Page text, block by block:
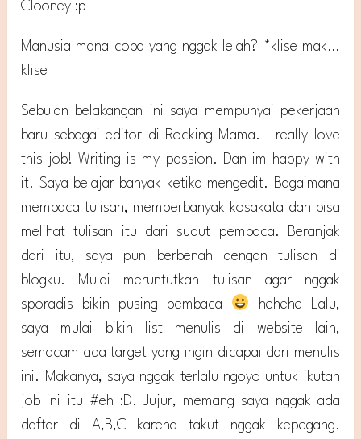
Clooney :p
Manusia mana coba yang nggak lelah? *klise mak…
klise
Sebulan belakangan ini saya mempunyai pekerjaan
baru sebagai editor di Rocking Mama. I really love
this job! Writing is my passion. Dan im happy with
it! Saya belajar banyak ketika mengedit. Bagaimana
membaca tulisan, memperbanyak kosakata dan bisa
melihat tulisan itu dari sudut pembaca. Beranjak
dari itu, saya pun berbenah dengan tulisan di
blogku. Mulai meruntutkan tulisan agar nggak
sporadis bikin pusing pembaca
hehehe Lalu,
saya mulai bikin list menulis di website lain,
semacam ada target yang ingin dicapai dari menulis
ini. Makanya, saya nggak terlalu ngoyo untuk ikutan
job ini itu #eh :D. Jujur, memang saya nggak ada
daftar di A,B,C karena takut nggak kepegang.